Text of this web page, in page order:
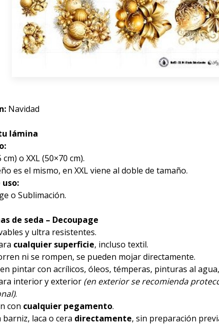
Navidad
lámina
cm) o XXL (50×70 cm).
es el mismo, en XXL viene al doble de tamaño.
uso:
o Sublimación.
de seda – Decoupage
y ultra resistentes.
cualquier superficie, incluso textil.
ni se rompen, se pueden mojar directamente.
pintar con acrílicos, óleos, témperas, pinturas al
interior y exterior (en exterior se recomienda
.
con cualquier pegamento.
barniz, laca o cera directamente, sin preparación